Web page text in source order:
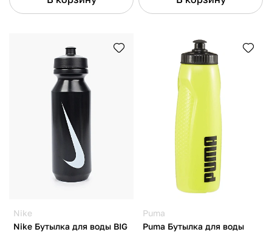
Nike
Nike Бутылка для воды BIG
Puma
Puma Бутылка для воды